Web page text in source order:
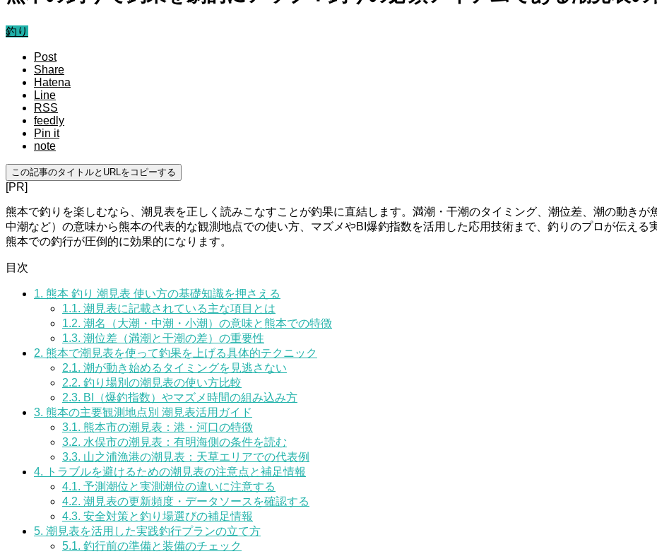
釣り
Post
Share
Hatena
Line
RSS
feedly
Pin it
note
この記事のタイトルとURLをコピーする
[PR]
熊本で釣りを楽しむなら、潮見表を正しく読みこなすことが釣果に直結します。満潮・干潮のタイミング、潮位差、潮の動きが
中潮など）の意味から熊本の代表的な観測地点での使い方、マズメやBI爆釣指数を活用した応用技術まで、釣りのプロが伝え
熊本での釣行が圧倒的に効果的になります。
目次
1. 熊本 釣り 潮見表 使い方の基礎知識を押さえる
1.1. 潮見表に記載されている主な項目とは
1.2. 潮名（大潮・中潮・小潮）の意味と熊本での特徴
1.3. 潮位差（満潮と干潮の差）の重要性
2. 熊本で潮見表を使って釣果を上げる具体的テクニック
2.1. 潮が動き始めるタイミングを見逃さない
2.2. 釣り場別の潮見表の使い方比較
2.3. BI（爆釣指数）やマズメ時間の組み込み方
3. 熊本の主要観測地点別 潮見表活用ガイド
3.1. 熊本市の潮見表：港・河口の特徴
3.2. 水俣市の潮見表：有明海側の条件を読む
3.3. 山之浦漁港の潮見表：天草エリアでの代表例
4. トラブルを避けるための潮見表の注意点と補足情報
4.1. 予測潮位と実測潮位の違いに注意する
4.2. 潮見表の更新頻度・データソースを確認する
4.3. 安全対策と釣り場選びの補足情報
5. 潮見表を活用した実践釣行プランの立て方
5.1. 釣行前の準備と装備のチェック